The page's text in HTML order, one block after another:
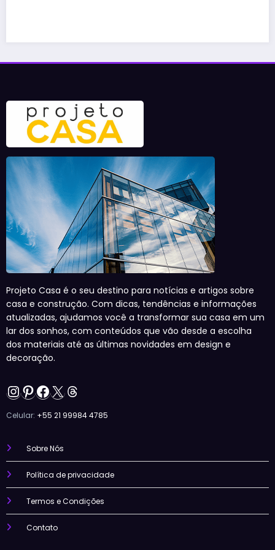
Projeto Casa é o seu destino para notícias e artigos sobre
casa e construção. Com dicas, tendências e informações
atualizadas, ajudamos você a transformar sua casa em um
lar dos sonhos, com conteúdos que vão desde a escolha
dos materiais até as últimas novidades em design e
decoração.
Instagram
Pinterest
Facebook
X Threads
Celular: +55 21 99984 4785
Sobre Nós
Política de privacidade
Termos e Condições
Contato